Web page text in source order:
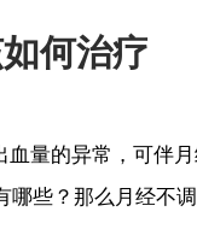
何治疗
量的异常，可伴月
些？那么月经不